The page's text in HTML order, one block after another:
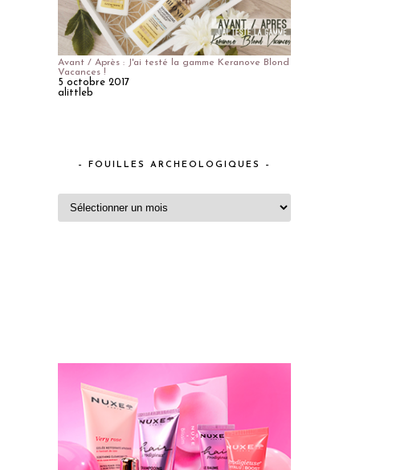
Avant / Après : J'ai testé la gamme Keranove Blond
Vacances !
5 octobre 2017
alittleb
– FOUILLES ARCHEOLOGIQUES –